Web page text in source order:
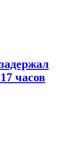
часов